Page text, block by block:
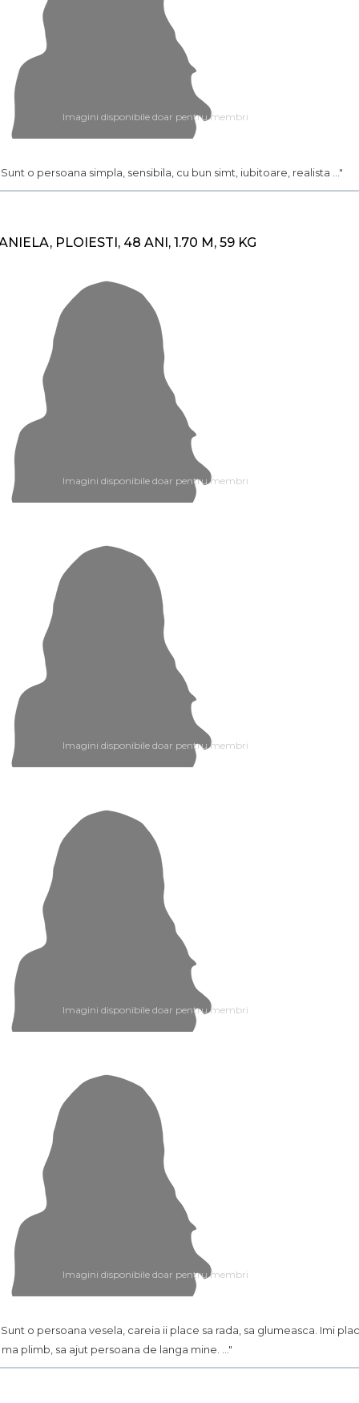
Imagini disponibile doar pentru membri
Sunt o persoana simpla, sensibila, cu bun simt, iubitoare, realista ..."
PLOIESTI, 48 ANI, 1.70 M, 59 KG
Imagini disponibile doar pentru membri
Imagini disponibile doar pentru membri
Imagini disponibile doar pentru membri
Imagini disponibile doar pentru membri
Sunt o persoana vesela, careia ii place sa rada, sa glumeasca. Imi
ma plimb, sa ajut persoana de langa mine. ..."